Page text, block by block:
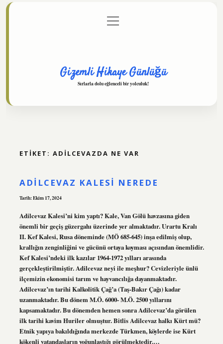
Gizlilik Politikası
menüyü
aç
Gizemli Hikaye Günlüğü
Sırlarla dolu eğlenceli bir yolculuk!
ETIKET: ADILCEVAZDA NE VAR
ADILCEVAZ KALESI NEREDE
Tarih: Ekim 17, 2024
Adilcevaz Kalesi’ni kim yaptı? Kale, Van Gölü havzasına giden
önemli bir geçiş güzergahı üzerinde yer almaktadır. Urartu Kralı
II. Kef Kalesi, Rusa döneminde (MÖ 685-645) inşa edilmiş olup,
krallığın zenginliğini ve gücünü ortaya koyması açısından önemlidir.
Kef Kalesi’ndeki ilk kazılar 1964-1972 yılları arasında
gerçekleştirilmiştir. Adilcevaz neyi ile meşhur? Cevizleriyle ünlü
ilçemizin ekonomisi tarım ve hayvancılığa dayanmaktadır.
Adilcevaz’ın tarihi Kalkolitik Çağ’a (Taş-Bakır Çağı) kadar
uzanmaktadır. Bu dönem M.Ö. 6000- M.Ö. 2500 yıllarını
kapsamaktadır. Bu dönemden hemen sonra Adilcevaz’da görülen
ilk tarihi kavim Huriler olmuştur. Bitlis Adilcevaz halkı Kürt mü?
Etnik yapıya bakıldığında merkezde Türkmen, köylerde ise Kürt
kökenli vatandaşların yoğunlaştığı görülmektedir.…